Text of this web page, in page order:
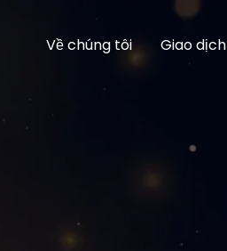
Về chúng tôi Giao dịch